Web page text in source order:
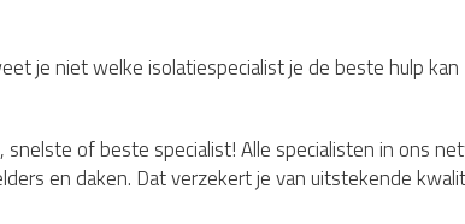
je niet welke isolatiespecialist je de beste hulp kan
of beste specialist! Alle specialisten in ons
en daken. Dat verzekert je van uitstekende